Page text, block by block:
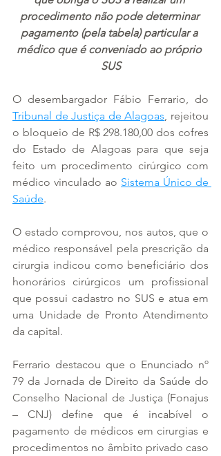
procedimento não pode determinar
pagamento (pela tabela) particular a
médico que é conveniado ao próprio
SUS
Tribunal de Justiça de Alagoas , rejeitou
o bloqueio de R$ 298.180,00 dos cofres
do Estado de Alagoas para que seja
feito um procedimento cirúrgico com
médico vinculado ao Sistema Único de
Saúde.
O estado comprovou, nos autos, que o
médico responsável pela prescrição da
cirurgia indicou como beneficiário dos
honorários cirúrgicos um profissional
que possui cadastro no SUS e atua em
uma Unidade de Pronto Atendimento
da capital.
Ferrario destacou que o Enunciado nº
79 da Jornada de Direito da Saúde do
Conselho Nacional de Justiça (Fonajus
– CNJ) define que é incabível o
pagamento de médicos em cirurgias e
procedimentos no âmbito privado caso